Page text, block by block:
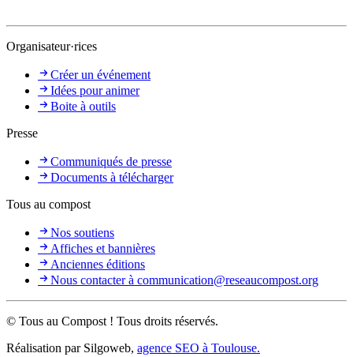
Organisateur·rices
Créer un événement
Idées pour animer
Boite à outils
Presse
Communiqués de presse
Documents à télécharger
Tous au compost
Nos soutiens
Affiches et bannières
Anciennes éditions
Nous contacter à communication@reseaucompost.org
© Tous au Compost ! Tous droits réservés.
Réalisation par Silgoweb, agence SEO à Toulouse.